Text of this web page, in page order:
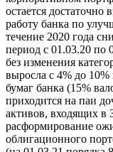
остается достаточно
работу банка по
течение 2020 года
период с 01.03.20 по
без изменения
выросла с 4% до
бумаг банка (15%
приходится на паи
активов, входящих
расформирование
облигационного